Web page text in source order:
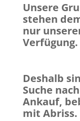
Unsere
stehen
nur
Verfügung.
Deshalb
Suche
Ankauf,
mit Abriss.